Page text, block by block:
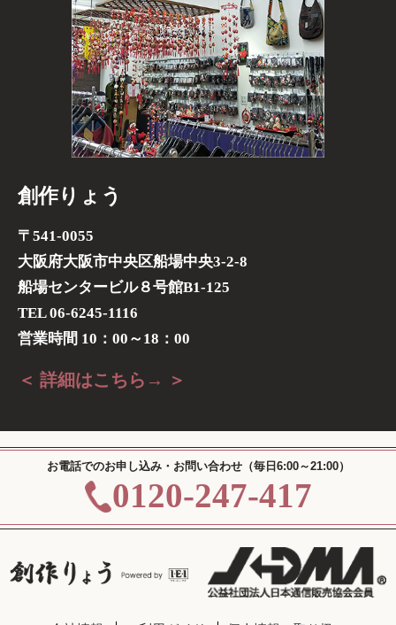
創作りょう
〒541-0055
大阪府大阪市中央区船場中央3-2-8
船場センタービル８号館B1-125
TEL 06-6245-1116
営業時間 10：00～18：00
＜ 詳細はこちら→ ＞
お電話でのお申し込み・お問い合わせ（毎日6:00～21:00）
0120-247-417